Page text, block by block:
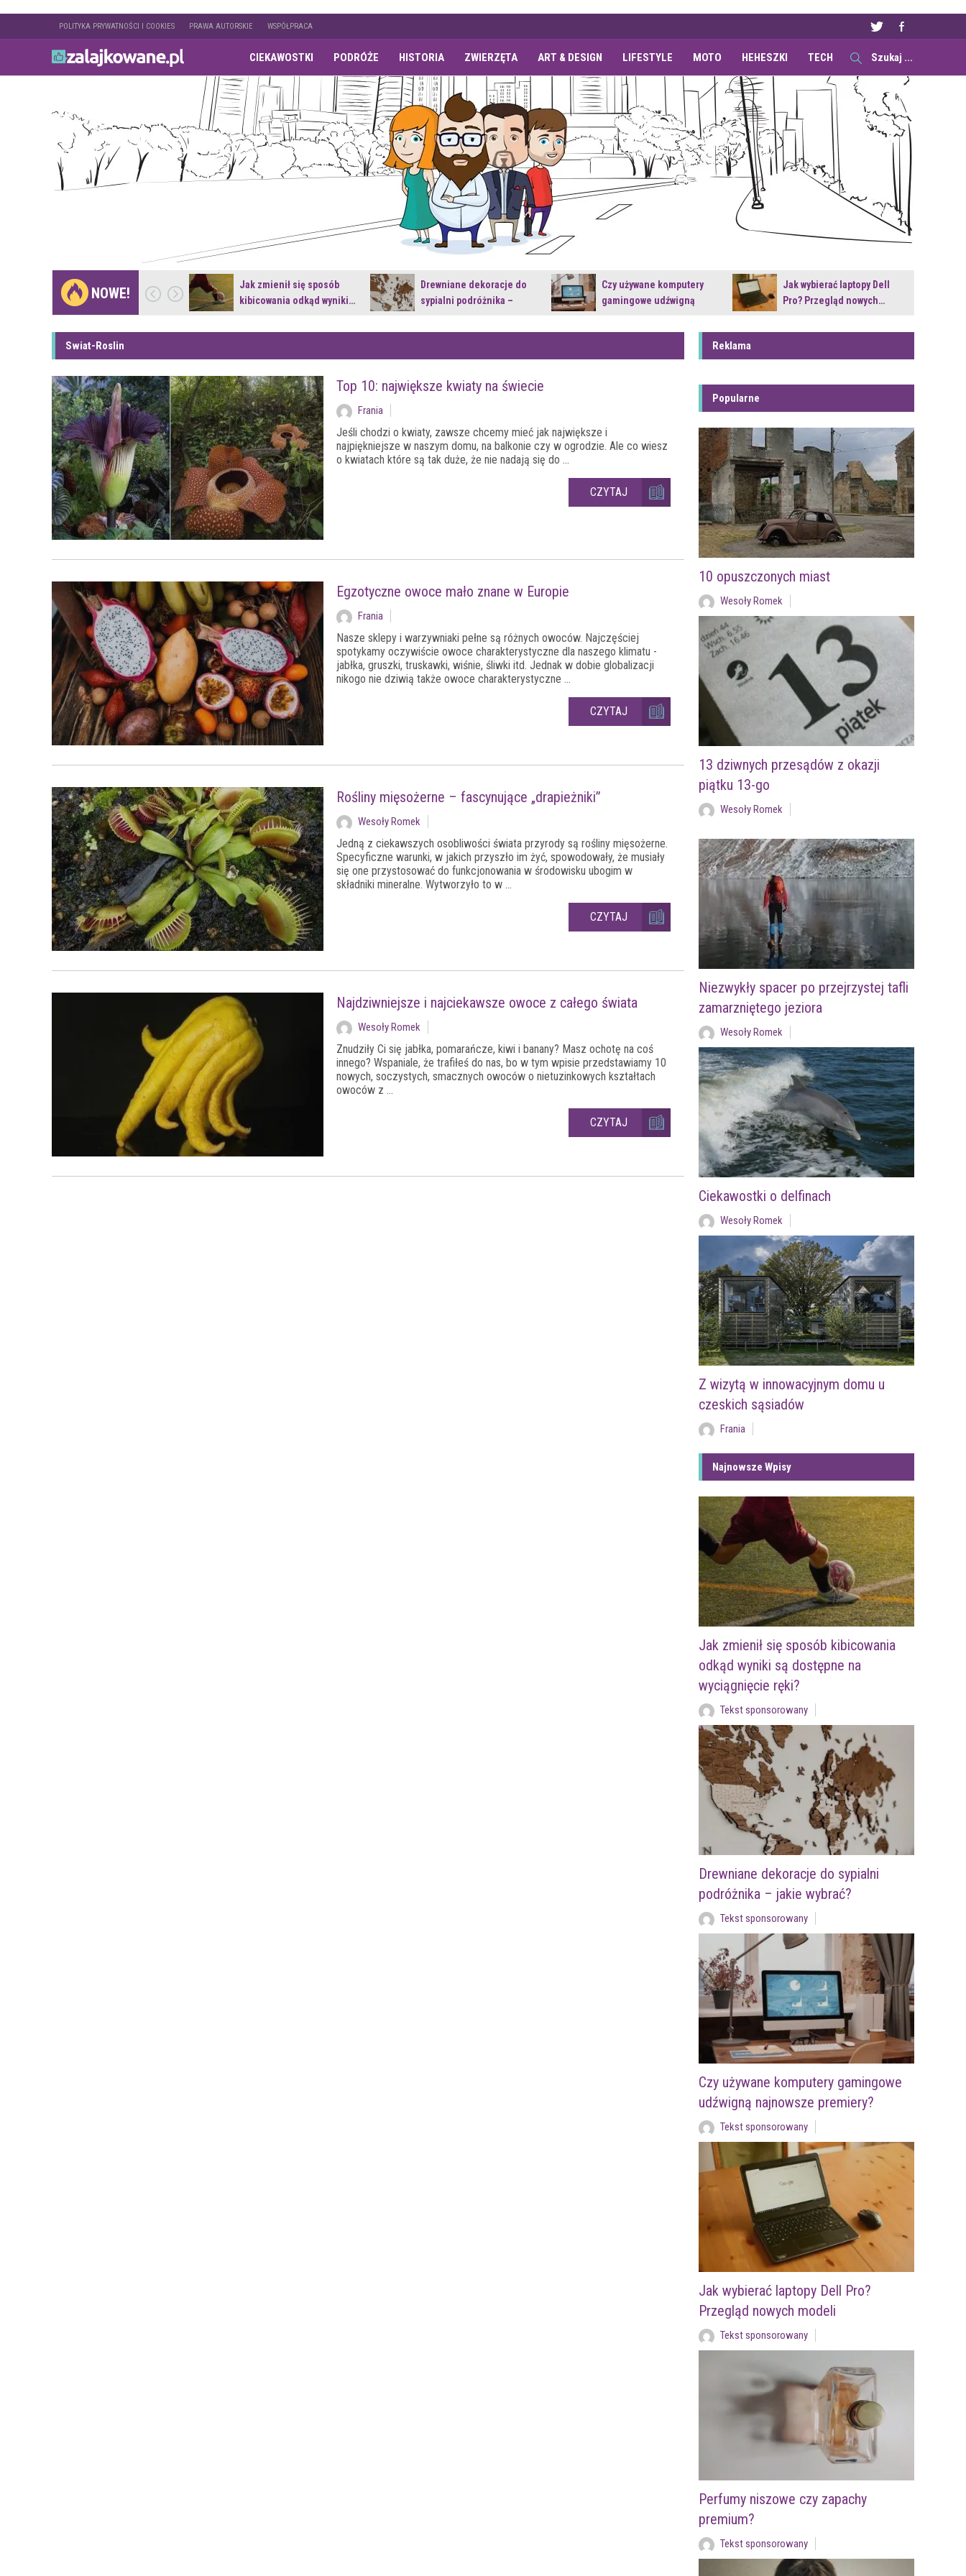
POLITYKA PRYWATNOŚCI I COOKIES PRAWA AUTORSKIE WSPÓŁPRACA
CIEKAWOSTKI PODRÓŻE HISTORIA ZWIERZĘTA ART & DESIGN LIFESTYLE MOTO HEHESZKI TECH
NOWE!
Gdzie pojechać na
weekend z naturą w…
Jak zmienił się sposób
kibicowania odkąd wyniki…
Drewniane dekoracje do
sypialni podróżnika –
Czy używane komputery
gamingowe udźwigną
Jak wybierać laptopy Dell
Pro? Przegląd nowych…
Swiat-Roslin
Top 10: największe kwiaty na świecie
Frania
Jeśli chodzi o kwiaty, zawsze chcemy mieć jak największe i
najpiękniejsze w naszym domu, na balkonie czy w ogrodzie. Ale co wiesz
o kwiatach które są tak duże, że nie nadają się do ...
CZYTAJ
Egzotyczne owoce mało znane w Europie
Frania
Nasze sklepy i warzywniaki pełne są różnych owoców. Najczęściej
spotykamy oczywiście owoce charakterystyczne dla naszego klimatu -
jabłka, gruszki, truskawki, wiśnie, śliwki itd. Jednak w dobie globalizacji
nikogo nie dziwią także owoce charakterystyczne ...
CZYTAJ
Rośliny mięsożerne – fascynujące „drapieżniki”
Wesoły Romek
Jedną z ciekawszych osobliwości świata przyrody są rośliny mięsożerne.
Specyficzne warunki, w jakich przyszło im żyć, spowodowały, że musiały
się one przystosować do funkcjonowania w środowisku ubogim w
składniki mineralne. Wytworzyło to w ...
CZYTAJ
Najdziwniejsze i najciekawsze owoce z całego świata
Wesoły Romek
Znudziły Ci się jabłka, pomarańcze, kiwi i banany? Masz ochotę na coś
innego? Wspaniale, że trafiłeś do nas, bo w tym wpisie przedstawiamy 10
nowych, soczystych, smacznych owoców o nietuzinkowych kształtach
owoców z ...
CZYTAJ
Reklama
Popularne
10 opuszczonych miast
Wesoły Romek
13 dziwnych przesądów z okazji
piątku 13-go
Wesoły Romek
Niezwykły spacer po przejrzystej tafli
zamarzniętego jeziora
Wesoły Romek
Ciekawostki o delfinach
Wesoły Romek
Z wizytą w innowacyjnym domu u
czeskich sąsiadów
Frania
Najnowsze Wpisy
Jak zmienił się sposób kibicowania
odkąd wyniki są dostępne na
wyciągnięcie ręki?
Tekst sponsorowany
Drewniane dekoracje do sypialni
podróżnika – jakie wybrać?
Tekst sponsorowany
Czy używane komputery gamingowe
udźwigną najnowsze premiery?
Tekst sponsorowany
Jak wybierać laptopy Dell Pro?
Przegląd nowych modeli
Tekst sponsorowany
Perfumy niszowe czy zapachy
premium?
Tekst sponsorowany